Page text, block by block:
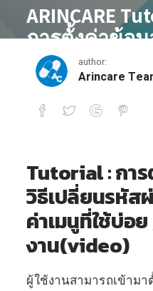
ARINCARE
การตั้งค่าข้อ
November 23, 2021
author:
Arincare
ARINCARE
Tutorial : กา
วิธีเปลี่ยนรหัส
ค่าเมนูที่ใช้บ่อย
งาน(video)
ผู้ใช้งานสามารถเข้าม